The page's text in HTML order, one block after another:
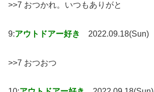
>>7 おつかれ。いつもありがと
9:アウトドアー好き 2022.09.18(Sun)
>>7 おつおつ